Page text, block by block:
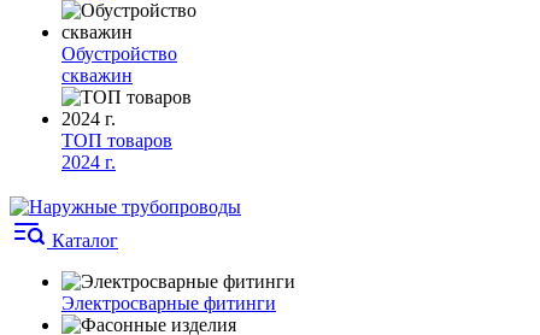
Обустройство
скважин
ТОП товаров
2024 г.
Каталог
Электросварные фитинги